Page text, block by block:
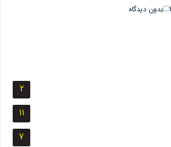
بدون دیدگاه
2
11
7